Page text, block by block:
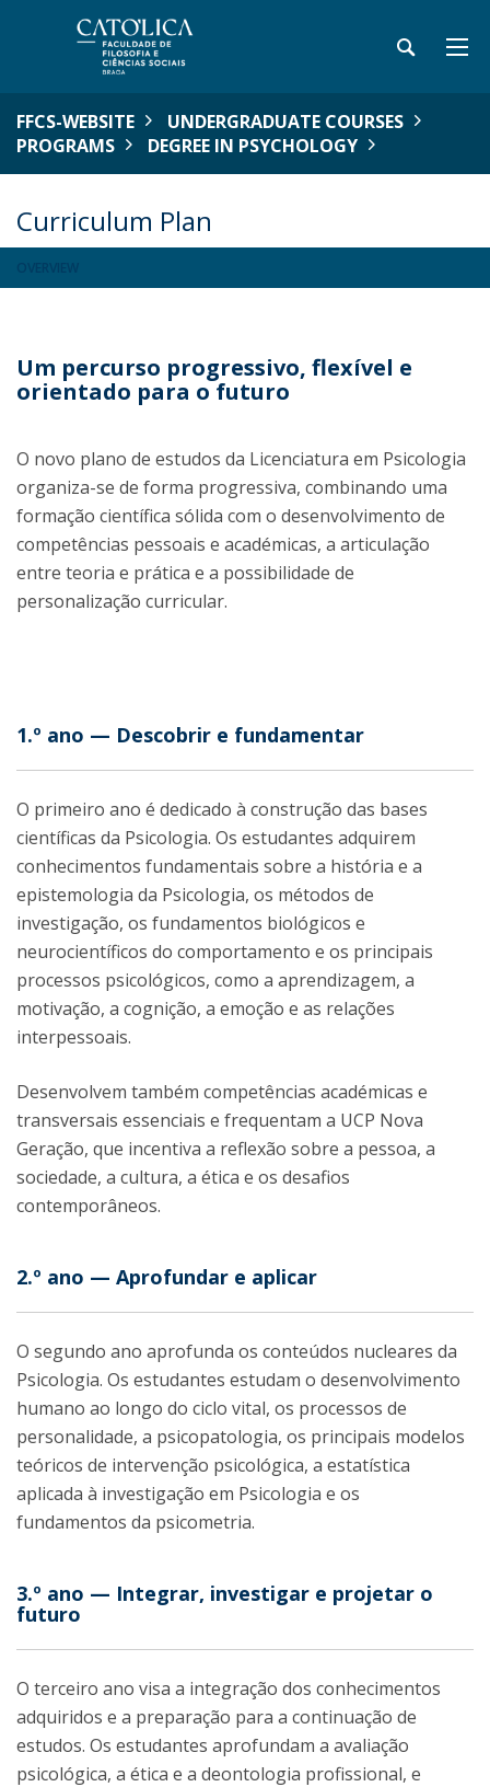
FFCS-WEBSITE
UNDERGRADUATE COURSES
PROGRAMS
DEGREE IN PSYCHOLOGY
Curriculum Plan
Um percurso progressivo, flexível e
orientado para o futuro
O novo plano de estudos da Licenciatura em Psicologia
organiza-se de forma progressiva, combinando uma
formação científica sólida com o desenvolvimento de
competências pessoais e académicas, a articulação
entre teoria e prática e a possibilidade de
personalização curricular.
1.º ano — Descobrir e fundamentar
O primeiro ano é dedicado à construção das bases
científicas da Psicologia. Os estudantes adquirem
conhecimentos fundamentais sobre a história e a
epistemologia da Psicologia, os métodos de
investigação, os fundamentos biológicos e
neurocientíficos do comportamento e os principais
processos psicológicos, como a aprendizagem, a
motivação, a cognição, a emoção e as relações
interpessoais.
Desenvolvem também competências académicas e
transversais essenciais e frequentam a UCP Nova
Geração, que incentiva a reflexão sobre a pessoa, a
sociedade, a cultura, a ética e os desafios
contemporâneos.
2.º ano — Aprofundar e aplicar
O segundo ano aprofunda os conteúdos nucleares da
Psicologia. Os estudantes estudam o desenvolvimento
humano ao longo do ciclo vital, os processos de
personalidade, a psicopatologia, os principais modelos
teóricos de intervenção psicológica, a estatística
aplicada à investigação em Psicologia e os
fundamentos da psicometria.
3.º ano — Integrar, investigar e projetar o
futuro
O terceiro ano visa a integração dos conhecimentos
adquiridos e a preparação para a continuação de
estudos. Os estudantes aprofundam a avaliação
psicológica, a ética e a deontologia profissional, e